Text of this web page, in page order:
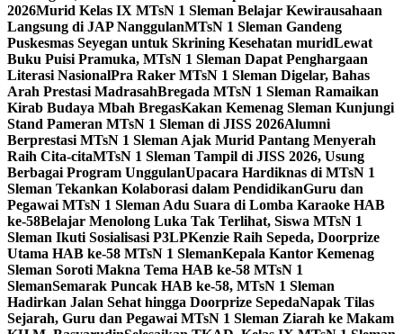
2026Murid Kelas IX MTsN 1 Sleman Belajar Kewirausahaan
Langsung di JAP NanggulanMTsN 1 Sleman Gandeng
Puskesmas Seyegan untuk Skrining Kesehatan muridLewat
Buku Puisi Pramuka, MTsN 1 Sleman Dapat Penghargaan
Literasi NasionalPra Raker MTsN 1 Sleman Digelar, Bahas
Arah Prestasi MadrasahBregada MTsN 1 Sleman Ramaikan
Kirab Budaya Mbah BregasKakan Kemenag Sleman Kunjungi
Stand Pameran MTsN 1 Sleman di JISS 2026Alumni
Berprestasi MTsN 1 Sleman Ajak Murid Pantang Menyerah
Raih Cita-citaMTsN 1 Sleman Tampil di JISS 2026, Usung
Berbagai Program UnggulanUpacara Hardiknas di MTsN 1
Sleman Tekankan Kolaborasi dalam PendidikanGuru dan
Pegawai MTsN 1 Sleman Adu Suara di Lomba Karaoke HAB
ke-58Belajar Menolong Luka Tak Terlihat, Siswa MTsN 1
Sleman Ikuti Sosialisasi P3LPKenzie Raih Sepeda, Doorprize
Utama HAB ke-58 MTsN 1 SlemanKepala Kantor Kemenag
Sleman Soroti Makna Tema HAB ke-58 MTsN 1
SlemanSemarak Puncak HAB ke-58, MTsN 1 Sleman
Hadirkan Jalan Sehat hingga Doorprize SepedaNapak Tilas
Sejarah, Guru dan Pegawai MTsN 1 Sleman Ziarah ke Makam